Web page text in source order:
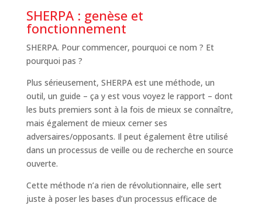
SHERPA : genèse et
fonctionnement
SHERPA. Pour commencer, pourquoi ce nom ? Et
pourquoi pas ?
Plus sérieusement, SHERPA est une méthode, un
outil, un guide – ça y est vous voyez le rapport – dont
les buts premiers sont à la fois de mieux se connaître,
mais également de mieux cerner ses
adversaires/opposants. Il peut également être utilisé
dans un processus de veille ou de recherche en source
ouverte.
Cette méthode n’a rien de révolutionnaire, elle sert
juste à poser les bases d’un processus efficace de